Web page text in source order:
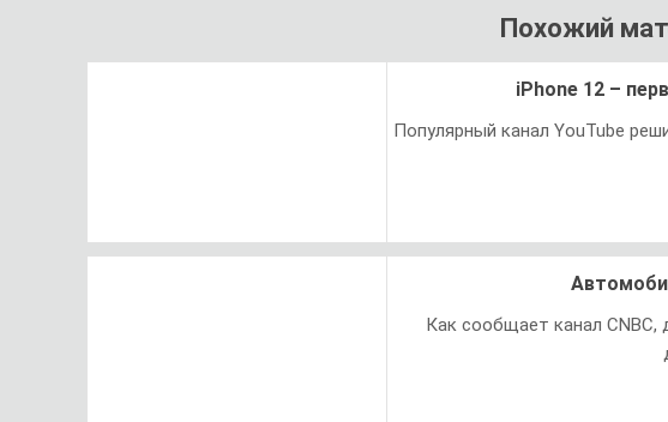
Похожий
iPhone 12 –
Популярный канал YouTube
Как сообщает канал CNBC,